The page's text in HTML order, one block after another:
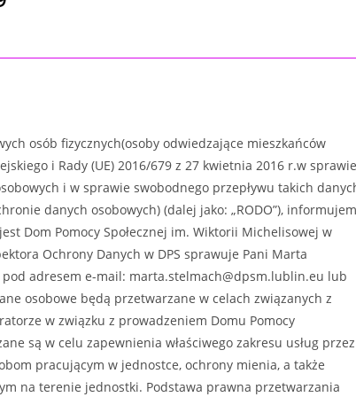
osób fizycznych(osoby odwiedzające mieszkańców
i Rady (UE) 2016/679 z 27 kwietnia 2016 r.w sprawie
i w sprawie swobodnego przepływu takich
danych osobowych) (dalej jako: „RODO”),
Dom Pomocy Społecznej im. Wiktorii Michelisowej w
Ochrony Danych w DPS sprawuje Pani Marta
adresem e-mail: marta.stelmach@dpsm.lublin.eu lub
osobowe będą przetwarzane w celach związanych z
w związku z prowadzeniem Domu Pomocy
są w celu zapewnienia właściwego zakresu usług przez
pracującym w jednostce, ochrony mienia, a także
na terenie jednostki. Podstawa prawna przetwarzania